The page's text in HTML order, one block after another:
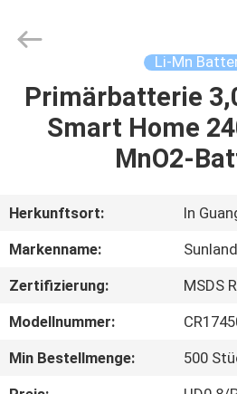
HAUS
PRODUKTE
VIDEOS
UNS
FABRIK-
Energy
Technology
Reserved.
Li-Mn
Primärbatterie
Smart Home
MnO2-
Herkunftsort:
In
Markenname:
Sunland
Zertifizierung:
MSDS
Modellnummer:
Min Bestellmenge:
500